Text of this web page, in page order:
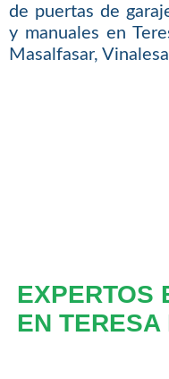
de puertas de
y manuales en
Masalfasar,
EXPERTOS
EN TERESA